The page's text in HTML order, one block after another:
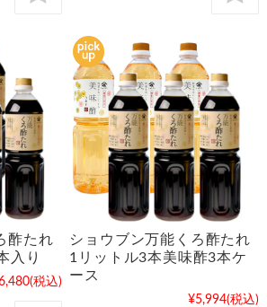
酢たれ
入り
(税込)
ショウブン万能くろ酢たれ
1リットル3本美味酢3本ケ
ース
¥5,994(税込)